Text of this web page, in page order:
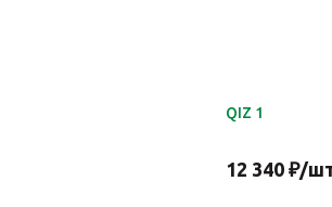
QIZ 1
12 340 ₽/